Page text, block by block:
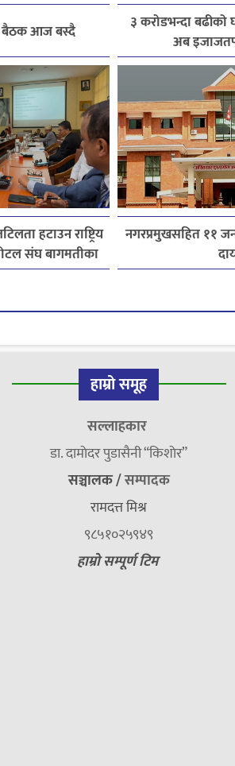
बैठक आज बस्दै
३ करोडभन्दा बढीको
अब
हटाउन राष्ट्रिय
संघ बागमतीका
माग
नगरप्रमुखसहित ११
हाम्रो समूह
सल्लाहकार
डा. दामाेदर पुडासैनी “किशाेर”
सञ्चालक /सम्पादक
रामदत्त मिश्र
९८५१०२५९४९
हाम्रो सम्पूर्ण टिम